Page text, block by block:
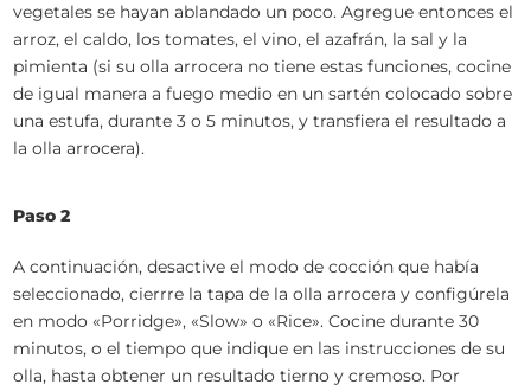
vegetales se hayan ablandado un poco. Agregue entonces el
arroz, el caldo, los tomates, el vino, el azafrán, la sal y la
pimienta (si su olla arrocera no tiene estas funciones, cocine
de igual manera a fuego medio en un sartén colocado sobre
una estufa, durante 3 o 5 minutos, y transfiera el resultado a
la olla arrocera).
Paso 2
A continuación, desactive el modo de cocción que había
seleccionado, cierrre la tapa de la olla arrocera y configúrela
en modo «Porridge», «Slow» o «Rice». Cocine durante 30
minutos, o el tiempo que indique en las instrucciones de su
olla, hasta obtener un resultado tierno y cremoso. Por